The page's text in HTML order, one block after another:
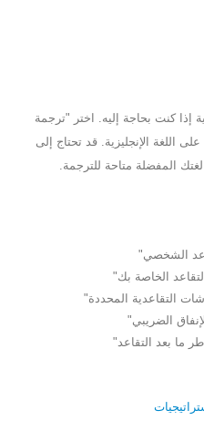
إذا كنت بحاجة إليه. اختر "ترجمة
اللغة الإنجليزية. قد تحتاج إلى
لغتك المفضلة متاحة للترجمة.